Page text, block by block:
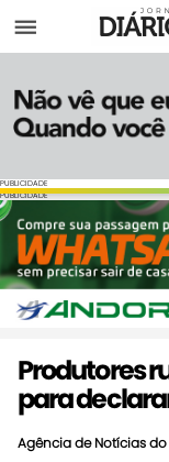
Menu
PUBLICIDADE
PUBLICIDADE
Produtores
para
Agência de Notícias do